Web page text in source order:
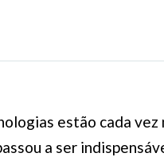
estão cada
a ser